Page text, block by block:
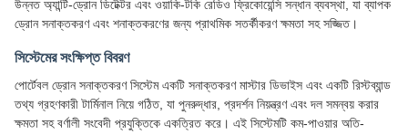
উন্নত অ্যান্টি-ড্রোন ডিটেক্টর এবং ওয়াকি-টকি রেডিও ফ্রিকোয়েন্সি সন্ধান ব্যবস্থা, যা ব্যাপক
ড্রোন সনাক্তকরণ এবং শনাক্তকরণের জন্য প্রাথমিক সতর্কীকরণ ক্ষমতা সহ সজ্জিত।
সিস্টেমের সংক্ষিপ্ত বিবরণ
পোর্টেবল ড্রোন সনাক্তকরণ সিস্টেম একটি সনাক্তকরণ মাস্টার ডিভাইস এবং একটি রিস্টব্যান্ড
তথ্য গ্রহণকারী টার্মিনাল নিয়ে গঠিত, যা পুনরুদ্ধার, প্রদর্শন নিয়ন্ত্রণ এবং দল সমন্বয় করার
ক্ষমতা সহ বর্ণালী সংবেদী প্রযুক্তিকে একত্রিত করে। এই সিস্টেমটি কম-পাওয়ার অতি-